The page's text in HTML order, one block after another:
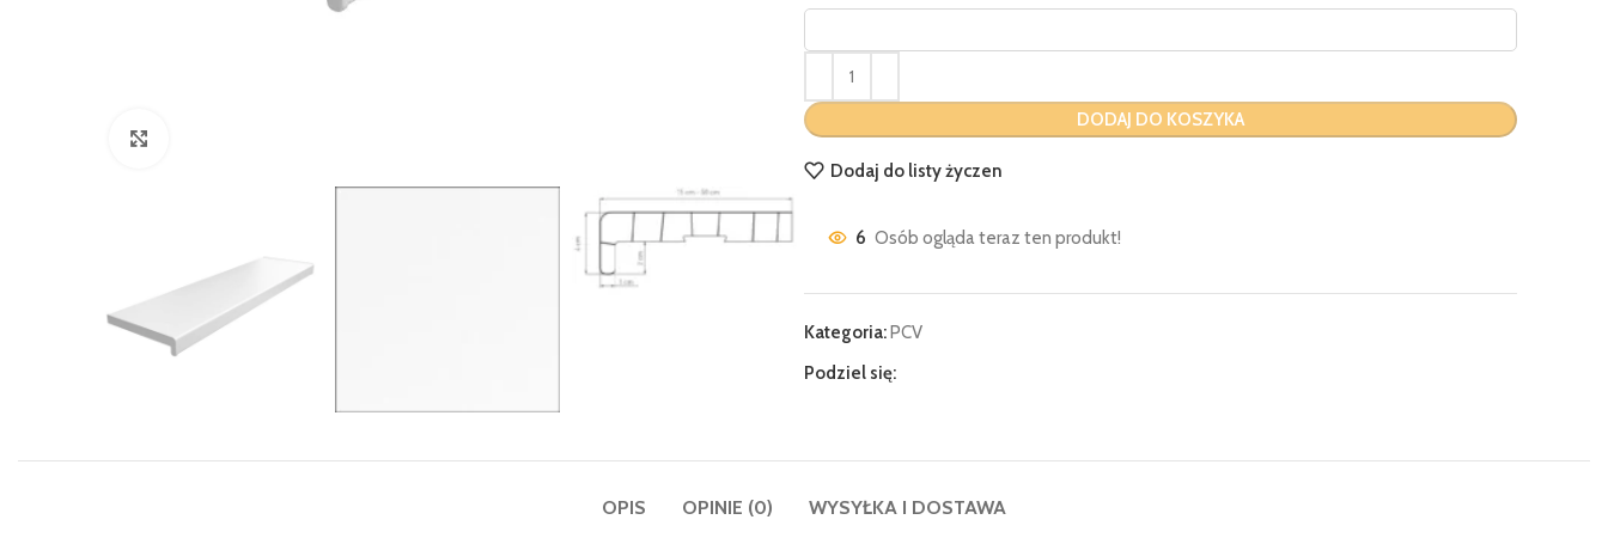
DODAJ DO KOSZYKA
Dodaj do listy życzen
6 Osób ogląda teraz ten produkt!
Kategoria:PCV
Podziel się:
OPIS OPINIE (0) WYSYŁKA I DOSTAWA